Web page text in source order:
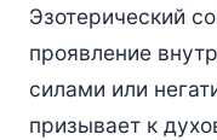
Эзотерический
проявление
силами или
призывает к